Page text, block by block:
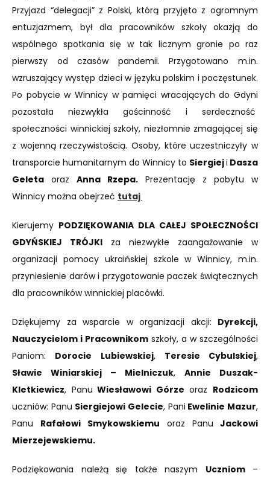
Przyjazd “delegacji” z Polski, którą przyjęto z ogromnym
entuzjazmem, był dla pracowników szkoły okazją do
wspólnego spotkania się w tak licznym gronie po raz
pierwszy od czasów pandemii. Przygotowano m.in.
wzruszający występ dzieci w języku polskim i poczęstunek.
Po pobycie w Winnicy w pamięci wracających do Gdyni
pozostała niezwykła gościnność i serdeczność
społeczności winnickiej szkoły, niezłomnie zmagającej się
z wojenną rzeczywistością. Osoby, które uczestniczyły w
transporcie humanitarnym do Winnicy to Siergieji Dasza
Geleta orazAnna Rzepa. Prezentację z pobytu w
Winnicy można obejrzeć tutaj
Kierujemy PODZIĘKOWANIA DLA CAŁEJ SPOŁECZNOŚCI
GDYŃSKIEJ TRÓJKI za niezwykłe zaangażowanie w
organizacji pomocy ukraińskiej szkole w Winnicy, m.in.
przyniesienie darów i przygotowanie paczek świątecznych
dla pracowników winnickiej placówki.
Dziękujemy za wsparcie w organizacji akcji: Dyrekcji,
Nauczycielom i Pracownikom szkoły, a w szczególności
Paniom: Dorocie Lubiewskiej, Teresie Cybulskiej,
Sławie Winiarskiej – Mielniczuk, Annie Duszak-
Kletkiewicz, Panu Wiesławowi Górze oraz Rodzicom
uczniów: Panu Siergiejowi Gelecie, Pani Ewelinie Mazur,
Panu Rafałowi Smykowskiemu oraz Panu Jackowi
Mierzejewskiemu.
Podziękowania należą się także naszym Uczniom–